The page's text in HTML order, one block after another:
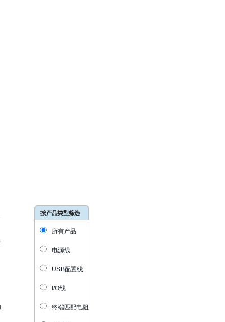
按产品类型筛选
所有产品
电源线
USB配置线
I/O线
终端匹配电阻